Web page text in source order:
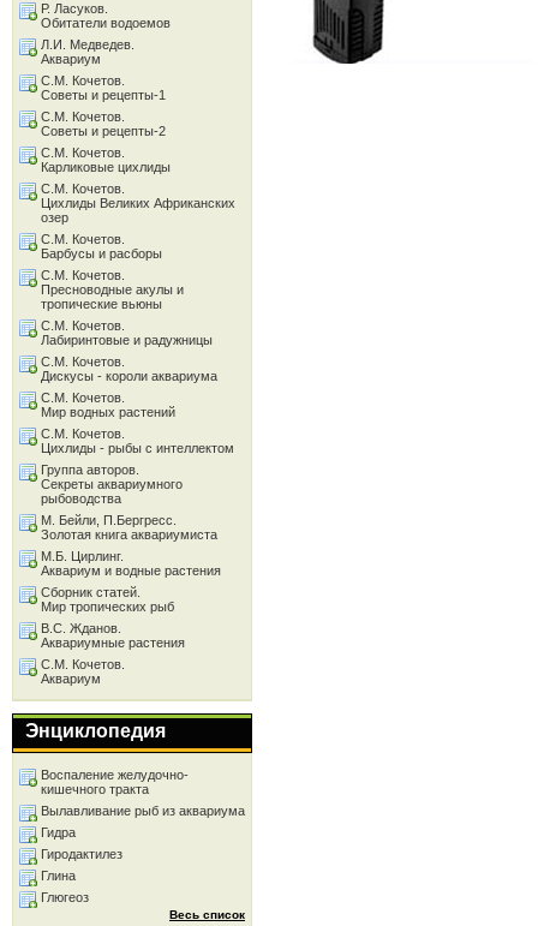
Р. Ласуков.
Обитатели водоемов
Л.И. Медведев.
Аквариум
С.М. Кочетов.
Советы и рецепты-1
С.М. Кочетов.
Советы и рецепты-2
С.М. Кочетов.
Карликовые цихлиды
С.М. Кочетов.
Цихлиды Великих Африканских
озер
С.М. Кочетов.
Барбусы и расборы
С.М. Кочетов.
Пресноводные акулы и
тропические вьюны
С.М. Кочетов.
Лабиринтовые и радужницы
С.М. Кочетов.
Дискусы - короли аквариума
С.М. Кочетов.
Мир водных растений
С.М. Кочетов.
Цихлиды - рыбы с интеллектом
Группа авторов.
Секреты аквариумного
рыбоводства
М. Бейли, П.Бергресс.
Золотая книга аквариумиста
М.Б. Цирлинг.
Аквариум и водные растения
Сборник статей.
Мир тропических рыб
В.С. Жданов.
Аквариумные растения
С.М. Кочетов.
Аквариум
Энциклопедия
Воспаление желудочно-
кишечного тракта
Вылавливание рыб из аквариума
Гидра
Гиродактилез
Глина
Глюгеоз
Весь список